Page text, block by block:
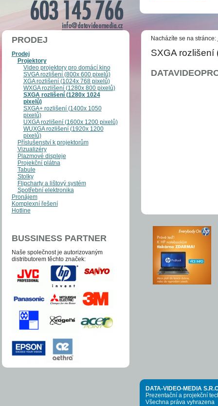
PRODEJ
Prodej
Projektory
Video projektory pro domácí kino
SVGA rozlišení (800x 600 pixelů)
XGA rozlišení (1024x 768 pixelů)
WXGA rozlišení (1280x 800 pixelů)
SXGA rozlišení (1280x 1024
pixelů)
SXGA+ rozlišení (1400x 1050
pixelů)
UXGA rozlišení (1600x 1200 pixelů)
WUXGA rozlišení (1920x 1200
pixelů)
Příslušenství k projektorům
Vizualizéry
Plazmové displeje
Projekční plátna
Tabule
Stolky
Flipcharty a lištový systém
Spotřební elektronika
Pronájem
Komplexní řešení
Hotline
BUSSINESS PARTNER
Naše společnost je auto­­ri­zo­va­ným
distri­bu­to­­rem těchto zna­ček:
Nacházíte se na stránce:
SXGA rozlišení
DATA-VIDEO-MEDIA
Prezentační a projekční
Všechna práva vyhrazena